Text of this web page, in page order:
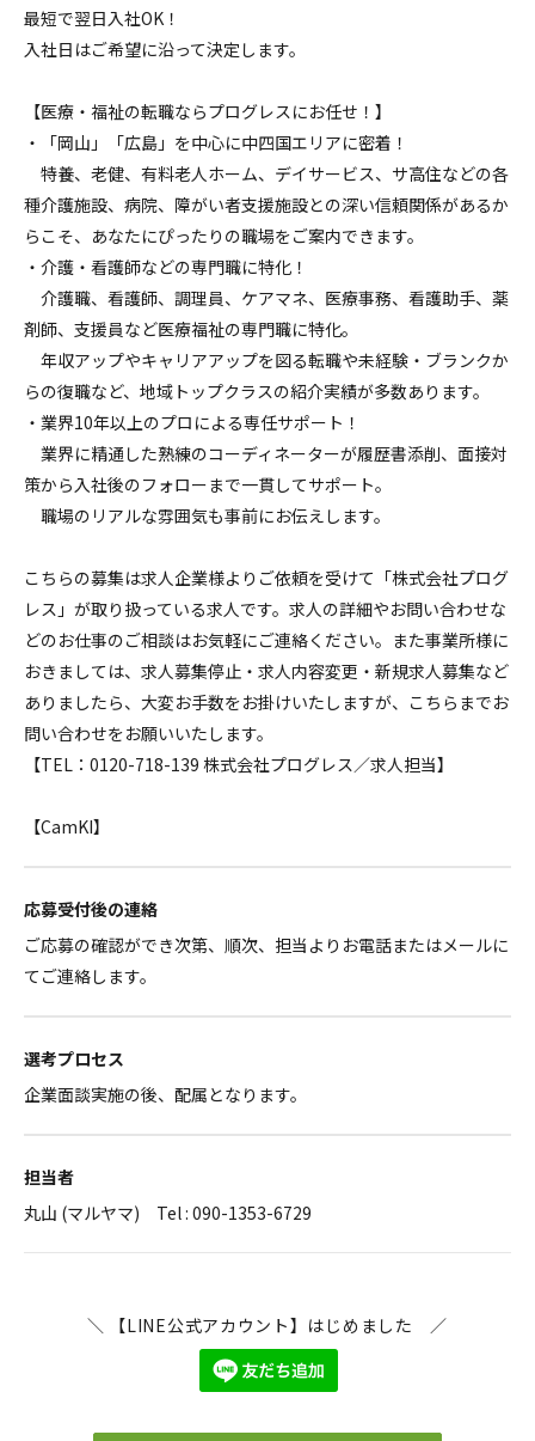
最短で翌日入社OK！
入社日はご希望に沿って決定します。
【医療・福祉の転職ならプログレスにお任せ！】
・「岡山」「広島」を中心に中四国エリアに密着！
特養、老健、有料老人ホーム、デイサービス、サ高住などの各
種介護施設、病院、障がい者支援施設との深い信頼関係があるか
らこそ、あなたにぴったりの職場をご案内できます。
・介護・看護師などの専門職に特化！
介護職、看護師、調理員、ケアマネ、医療事務、看護助手、薬
剤師、支援員など医療福祉の専門職に特化。
年収アップやキャリアアップを図る転職や未経験・ブランクか
らの復職など、地域トップクラスの紹介実績が多数あります。
・業界10年以上のプロによる専任サポート！
業界に精通した熟練のコーディネーターが履歴書添削、面接対
策から入社後のフォローまで一貫してサポート。
職場のリアルな雰囲気も事前にお伝えします。
こちらの募集は求人企業様よりご依頼を受けて「株式会社プログ
レス」が取り扱っている求人です。求人の詳細やお問い合わせな
どのお仕事のご相談はお気軽にご連絡ください。また事業所様に
おきましては、求人募集停止・求人内容変更・新規求人募集など
ありましたら、大変お手数をお掛けいたしますが、こちらまでお
問い合わせをお願いいたします。
【TEL：0120-718-139 株式会社プログレス／求人担当】
【CamKI】
応募受付後の連絡
ご応募の確認ができ次第、順次、担当よりお電話またはメールに
てご連絡します。
選考プロセス
企業面談実施の後、配属となります。
担当者
丸山 (マルヤマ) Tel : 090-1353-6729
＼ 【LINE公式アカウント】はじめました ／